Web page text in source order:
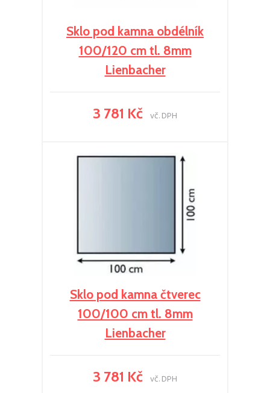
Sklo pod kamna obdélník
100/120 cm tl. 8mm
Lienbacher
3 781 Kč vč. DPH
Sklo pod kamna čtverec
100/100 cm tl. 8mm
Lienbacher
3 781 Kč vč. DPH